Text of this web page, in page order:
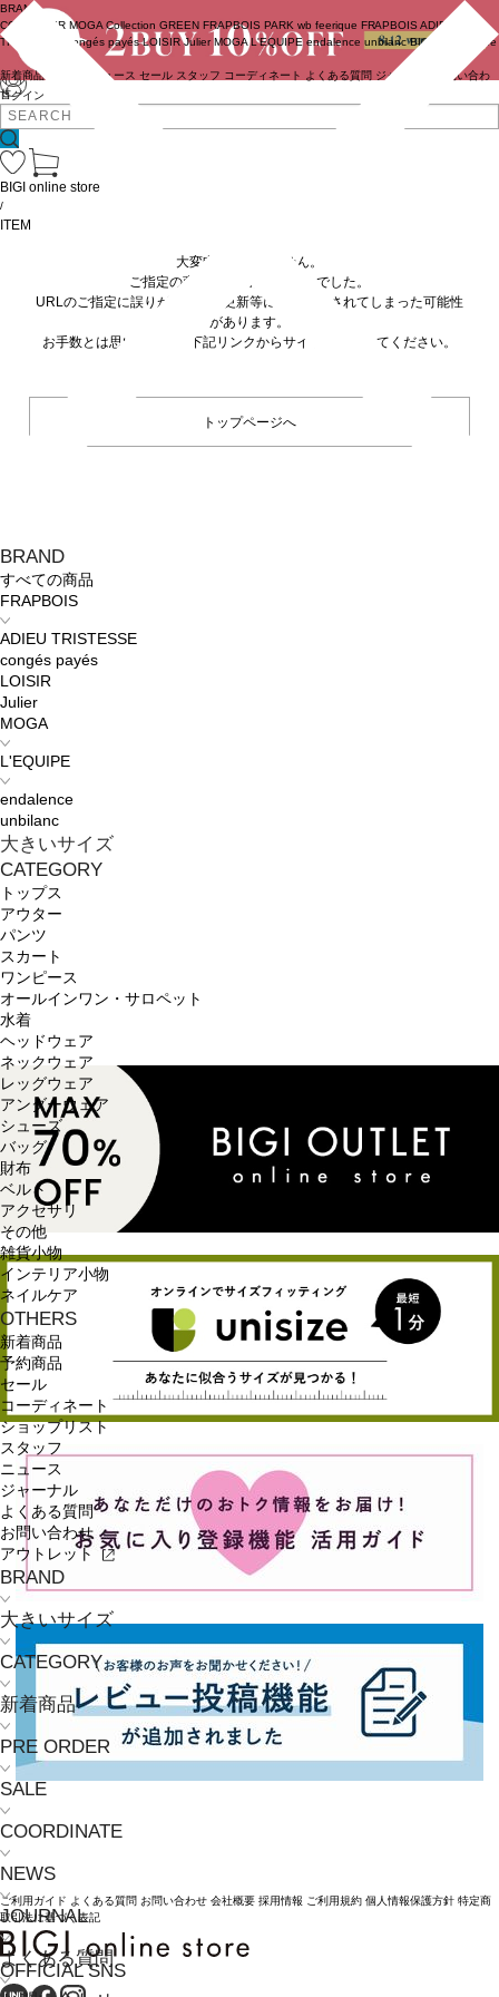
ログイン
BRAND
COUTURIER MOGA Collection GREEN FRAPBOIS PARK wb feerique FRAPBOIS ADIEU
TRISTESSE
congés payés LOISIR Julier MOGA L'EQUIPE endalence unbilanc BIGI online store
新着商品 ニュース セール スタッフ コーディネート よくある質問 ジャーナル
お問い合わ
せ
BRAND
すべての商品
FRAPBOIS
ADIEU TRISTESSE
congés payés
LOISIR
Julier
MOGA
L'EQUIPE
endalence
unbilanc
大きいサイズ
CATEGORY
トップス
アウター
パンツ
スカート
ワンピース
オールインワン・サロペット
水着
ヘッドウェア
ネックウェア
レッグウェア
アンダーウェア
シューズ
バッグ
財布
ベルト
アクセサリ
その他
雑貨小物
インテリア小物
ネイルケア
OTHERS
新着商品
予約商品
セール
コーディネート
ショップリスト
スタッフ
ニュース
ジャーナル
よくある質問
お問い合わせ
アウトレット
BRAND
大きいサイズ
CATEGORY
新着商品
PRE ORDER
SALE
COORDINATE
NEWS
JOURNAL
よくある質問
BIGI online store
/
ITEM
大変申し訳ありません。
ご指定の商品が見つかりませんでした。
URLのご指定に誤りがあるか、更新等に伴い削除されてしまった可能性
があります。
お手数とは思いますが、下記リンクからサイトへ移動してください。
トップページへ
ご利用ガイド よくある質問 お問い合わせ 会社概要 採用情報 ご利用規約 個人情報保護方針 特定商
取引法に基づく表記
OFFICIAL SNS